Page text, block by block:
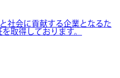
社会に貢献する企業となるた
取得しております。